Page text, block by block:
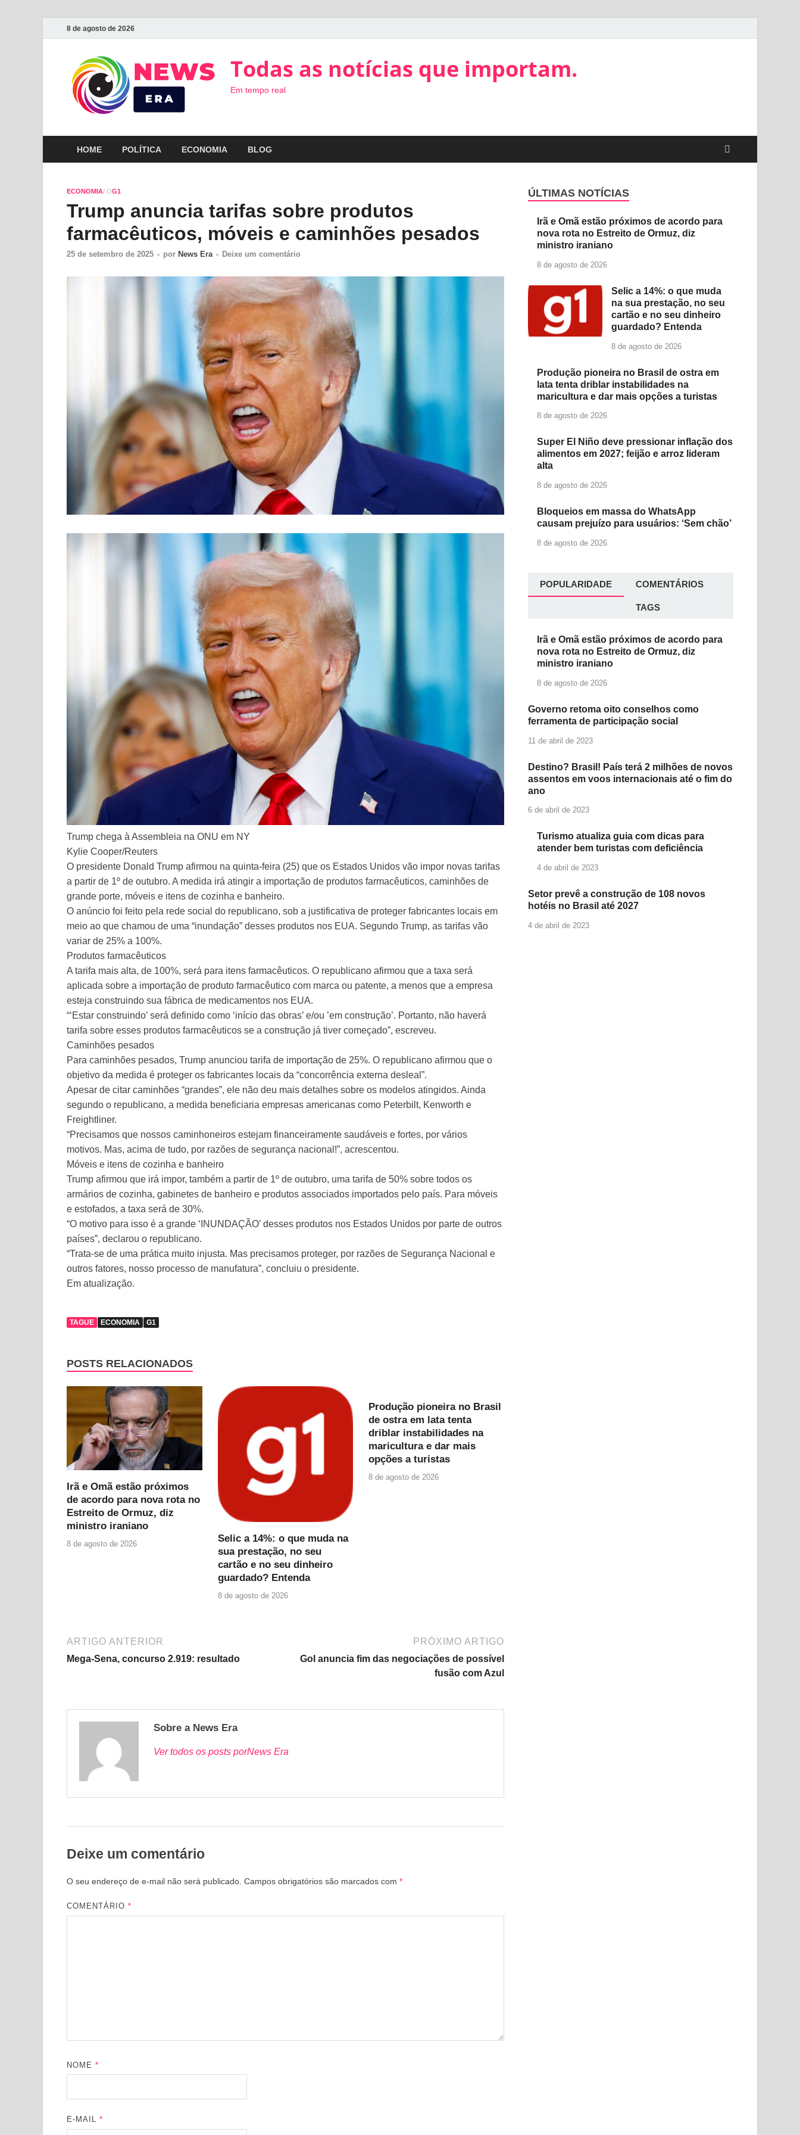
8 de agosto de 2026
Todas as notícias que importam.
Em tempo real
HOME POLÍTICA ECONOMIA BLOG
ECONOMIA/ OG1
Trump anuncia tarifas sobre produtos
farmacêuticos, móveis e caminhões pesados
25 de setembro de 2025 - por News Era - Deixe um comentário
Trump chega à Assembleia na ONU em NY
Kylie Cooper/Reuters
O presidente Donald Trump afirmou na quinta-feira (25) que os Estados Unidos vão impor novas tarifas
a partir de 1º de outubro. A medida irá atingir a importação de produtos farmacêuticos, caminhões de
grande porte, móveis e itens de cozinha e banheiro.
O anúncio foi feito pela rede social do republicano, sob a justificativa de proteger fabricantes locais em
meio ao que chamou de uma “inundação” desses produtos nos EUA. Segundo Trump, as tarifas vão
variar de 25% a 100%.
Produtos farmacêuticos
A tarifa mais alta, de 100%, será para itens farmacêuticos. O republicano afirmou que a taxa será
aplicada sobre a importação de produto farmacêutico com marca ou patente, a menos que a empresa
esteja construindo sua fábrica de medicamentos nos EUA.
“‘Estar construindo’ será definido como ‘início das obras’ e/ou ’em construção’. Portanto, não haverá
tarifa sobre esses produtos farmacêuticos se a construção já tiver começado”, escreveu.
Caminhões pesados
Para caminhões pesados, Trump anunciou tarifa de importação de 25%. O republicano afirmou que o
objetivo da medida é proteger os fabricantes locais da “concorrência externa desleal”.
Apesar de citar caminhões “grandes”, ele não deu mais detalhes sobre os modelos atingidos. Ainda
segundo o republicano, a medida beneficiaria empresas americanas como Peterbilt, Kenworth e
Freightliner.
“Precisamos que nossos caminhoneiros estejam financeiramente saudáveis e fortes, por vários
motivos. Mas, acima de tudo, por razões de segurança nacional!”, acrescentou.
Móveis e itens de cozinha e banheiro
Trump afirmou que irá impor, também a partir de 1º de outubro, uma tarifa de 50% sobre todos os
armários de cozinha, gabinetes de banheiro e produtos associados importados pelo país. Para móveis
e estofados, a taxa será de 30%.
“O motivo para isso é a grande ‘INUNDAÇÃO’ desses produtos nos Estados Unidos por parte de outros
países”, declarou o republicano.
“Trata-se de uma prática muito injusta. Mas precisamos proteger, por razões de Segurança Nacional e
outros fatores, nosso processo de manufatura”, concluiu o presidente.
Em atualização.
TAGUE ECONOMIA G1
POSTS RELACIONADOS
Irã e Omã estão próximos
de acordo para nova rota no
Estreito de Ormuz, diz
ministro iraniano
8 de agosto de 2026
Selic a 14%: o que muda na
sua prestação, no seu
cartão e no seu dinheiro
guardado? Entenda
8 de agosto de 2026
Produção pioneira no Brasil
de ostra em lata tenta
driblar instabilidades na
maricultura e dar mais
opções a turistas
8 de agosto de 2026
ARTIGO ANTERIOR
Mega-Sena, concurso 2.919: resultado
PRÓXIMO ARTIGO
Gol anuncia fim das negociações de possível
fusão com Azul
Sobre a News Era
Ver todos os posts porNews Era
Deixe um comentário
O seu endereço de e-mail não será publicado. Campos obrigatórios são marcados com *
COMENTÁRIO*
NOME*
E-MAIL*
ÚLTIMAS NOTÍCIAS
Irã e Omã estão próximos de acordo para
nova rota no Estreito de Ormuz, diz
ministro iraniano
8 de agosto de 2026
Selic a 14%: o que muda
na sua prestação, no seu
cartão e no seu dinheiro
guardado? Entenda
8 de agosto de 2026
Produção pioneira no Brasil de ostra em
lata tenta driblar instabilidades na
maricultura e dar mais opções a turistas
8 de agosto de 2026
Super El Niño deve pressionar inflação dos
alimentos em 2027; feijão e arroz lideram
alta
8 de agosto de 2026
Bloqueios em massa do WhatsApp
causam prejuízo para usuários: ‘Sem chão’
8 de agosto de 2026
POPULARIDADE COMENTÁRIOS
TAGS
Irã e Omã estão próximos de acordo para
nova rota no Estreito de Ormuz, diz
ministro iraniano
8 de agosto de 2026
Governo retoma oito conselhos como
ferramenta de participação social
11 de abril de 2023
Destino? Brasil! País terá 2 milhões de novos
assentos em voos internacionais até o fim do
ano
6 de abril de 2023
Turismo atualiza guia com dicas para
atender bem turistas com deficiência
4 de abril de 2023
Setor prevê a construção de 108 novos
hotéis no Brasil até 2027
4 de abril de 2023